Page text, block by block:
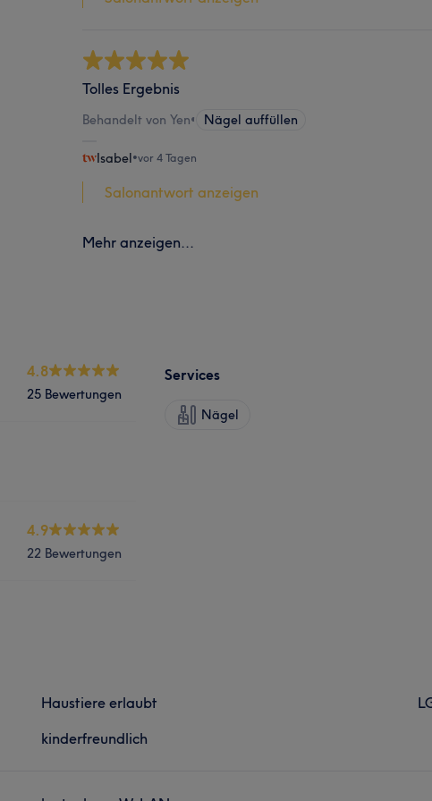
Tolles Ergebnis
Behandelt von Yen• Nägel auffüllen
Isabel•vor 4 Tagen
Salonantwort anzeigen
Mehr anzeigen...
4.8
25 Bewertungen
4.9
22 Bewertungen
Services
Nägel
Haustiere erlaubt
kinderfreundlich